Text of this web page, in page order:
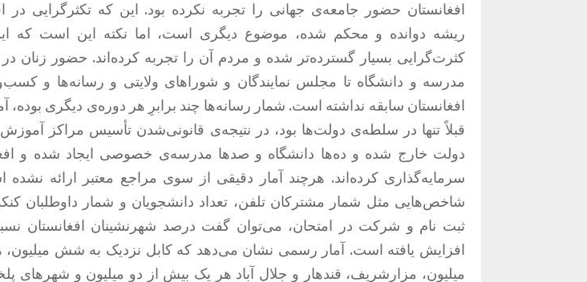
افغانستان حضور جامعه‌ی جهانی را تجربه نکرده بود. این که تکثرگرایی در
ریشه‌ دوانده و محکم شده، موضوع دیگری است، اما نکته این است که
کثرت‌گرایی بسیار گسترده‌تر شده و مردم آن را تجربه کرده‌اند. حضور زنان
مدرسه و دانشگاه تا مجلس نمایندگان و شوراهای ولایتی و رسانه‌ها و
افغانستان سابقه نداشته است. شمار رسانه‌ها چند برابرِ هر دوره‌ی دیگری
قبلاً تنها در سلطه‌ی دولت‌ها بود، در نتیجه‌ی قانونی‌شدن تأسیس مراکز
دولت خارج شده و ده‌ها دانشگاه و صدها مدرسه‌ی خصوصی ایجاد شده و
سرمایه‌گذاری کرده‌اند. هرچند آمار دقیقی از سوی مراجع معتبر ارائه نشده
شاخص‌هایی مثل شمار مشترکان تلفن، تعداد دانشجویان و شمار داوطلبان
ثبت نام و شرکت در امتحان، می‌توان گفت درصد شهرنشینان افغانستان
افزایش یافته است. آمار رسمی نشان می‌دهد که کابل نزدیک به شش
میلیون، مزارشریف، قندهار و جلال آباد هر یک بیش از دو میلیون و شهرهای